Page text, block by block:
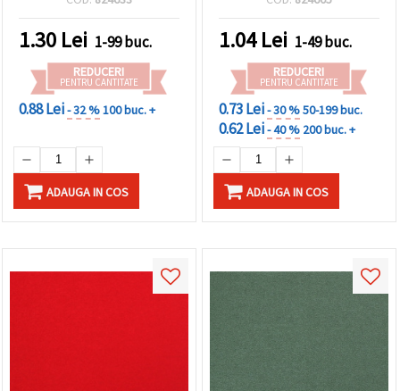
1.30 Lei 1-99 buc.
REDUCERI
PENTRU CANTITATE
0.88 Lei- 32 %100 buc. +
ADAUGA IN COS
1.04Lei 1-49 buc.
REDUCERI
PENTRU CANTITATE
0.73 Lei- 30 %50-199 buc.
0.62 Lei- 40 % 200 buc. +
ADAUGA IN COS